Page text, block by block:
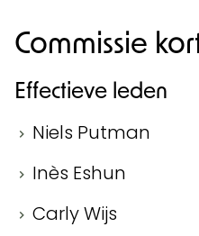
Commissie
Effectieve leden
Niels Putman
Inès Eshun
Carly Wijs